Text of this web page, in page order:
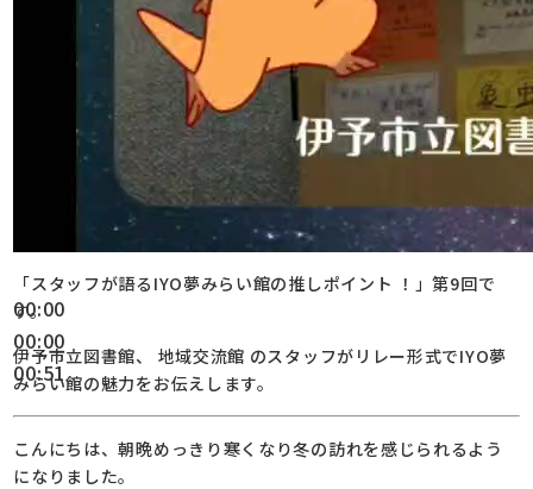
00:00
00:00
00:51
「スタッフが語るIYO夢みらい館の推しポイント ！」第9回で
す。
伊予市立図書館、 地域交流館 のスタッフがリレー形式でIYO夢
みらい館の魅力をお伝えします。
こんにちは、朝晩めっきり寒くなり冬の訪れを感じられるよう
になりました。